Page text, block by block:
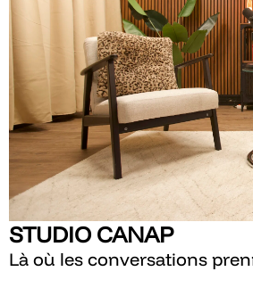
STUDIO CANAP
Là où les conversations